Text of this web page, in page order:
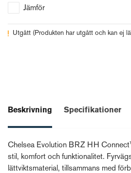
Jämför
Utgått (Produkten har utgått och kan ej
Beskrivning Specifikationer
Chelsea Evolution BRZ HH
stil, komfort och funktionalitet.
lättviktsmaterial, tillsammans med